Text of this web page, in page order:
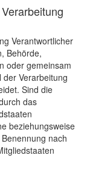
Verantwortlicher
Behörde,
oder gemeinsam
Verarbeitung
Sind die
das
beziehungsweise
nach